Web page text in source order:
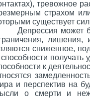
тревожное
страхом
существует
Депрессия может
лишения,
сниженное,
получать
к
и перспектив на
о смерти и